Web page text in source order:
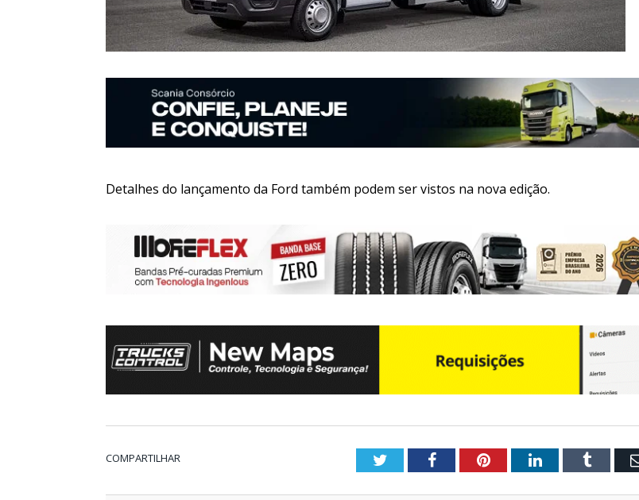
Detalhes do lançamento da Ford também podem ser vistos na nova edição.
COMPARTILHAR TwitterFacebookPinterestLinkedInTumblr